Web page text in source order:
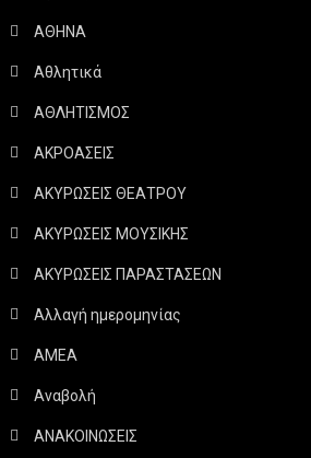
ΑΘΗΝΑ
Αθλητικά
ΑΘΛΗΤΙΣΜΟΣ
ΑΚΡΟΑΣΕΙΣ
ΑΚΥΡΩΣΕΙΣ ΘΕΑΤΡΟΥ
ΑΚΥΡΩΣΕΙΣ ΜΟΥΣΙΚΗΣ
ΑΚΥΡΩΣΕΙΣ ΠΑΡΑΣΤΑΣΕΩΝ
Αλλαγή ημερομηνίας
ΑΜΕΑ
Αναβολή
ΑΝΑΚΟΙΝΩΣΕΙΣ